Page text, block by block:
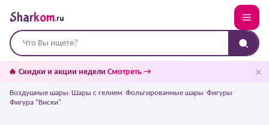
Sharkom.ru
🔥 Скидки и акции недели Смотреть → ✕
Воздушные шары/Шары с гелием/Фольгированные шары/Фигуры/
Фигура "Виски"